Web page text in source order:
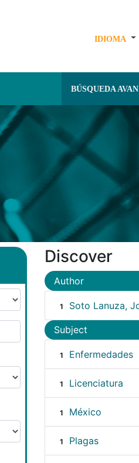
IDIOMA
BÚSQUEDA
Discover
Author
1 Soto Lanuza,
Subject
1 Enfermedades
1 Licenciatura
1 México
1 Plagas